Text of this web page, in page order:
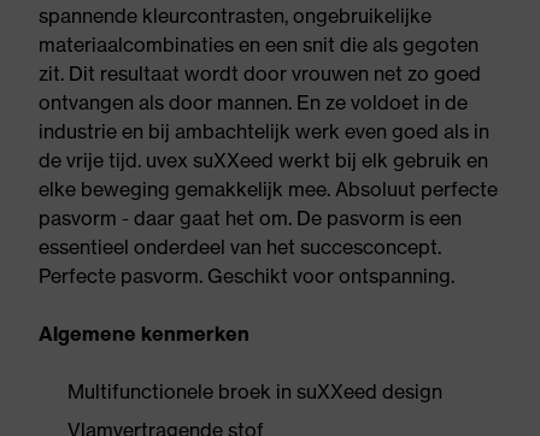
spannende kleurcontrasten, ongebruikelijke
materiaalcombinaties en een snit die als gegoten
zit. Dit resultaat wordt door vrouwen net zo goed
ontvangen als door mannen. En ze voldoet in de
industrie en bij ambachtelijk werk even goed als in
de vrije tijd. uvex suXXeed werkt bij elk gebruik en
elke beweging gemakkelijk mee. Absoluut perfecte
pasvorm - daar gaat het om. De pasvorm is een
essentieel onderdeel van het succesconcept.
Perfecte pasvorm. Geschikt voor ontspanning.
Algemene kenmerken
Multifunctionele broek in suXXeed design
Vlamvertragende stof